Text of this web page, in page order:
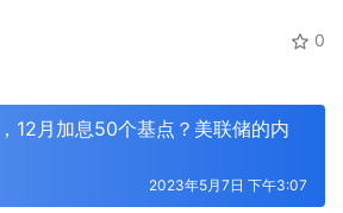
0
12月加息50个基点？美联储的内
2023年5月7日 下午3:07